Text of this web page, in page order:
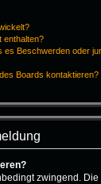
enthalten?
es Beschwerden oder
Boards kontaktieren?
zwingend. Die